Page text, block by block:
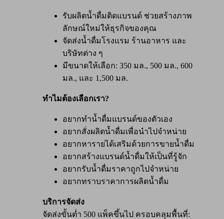
รับผลิตน้ำดื่มติดแบรนด์ ช่วยสร้างภาพ
ลักษณ์ใหม่ให้ธุรกิจของคุณ
จัดส่งน้ำดื่มโรงแรม ร้านอาหาร และ
บริษัทต่าง ๆ
มีขนาดให้เลือก: 350 มล., 500 มล., 600
มล., และ 1,500 มล.
ทำไมต้องเลือกเรา?
อยากทำน้ำดื่มแบรนด์ของตัวเอง
อยากสั่งผลิตน้ำดื่มเพื่อนำไปจำหน่าย
อยากหารายได้เสริมด้วยการขายน้ำดื่ม
อยากสร้างแบรนด์น้ำดื่มให้เป็นที่รู้จัก
อยากรับน้ำดื่มราคาถูกไปจำหน่าย
อยากทราบราคาการผลิตน้ำดื่ม
บริการจัดส่ง
จัดส่งขั้นต่ำ 500 แพ็คขึ้นไป ครอบคลุมพื้นที่: